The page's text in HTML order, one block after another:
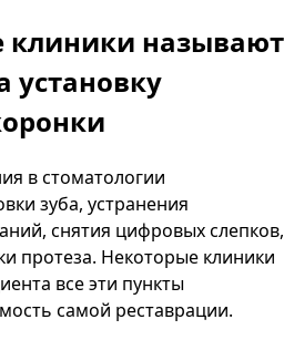
клиники называют
установку
в стоматологии
зуба, устранения
снятия цифровых слепков,
протеза. Некоторые клиники
все эти пункты
самой реставрации.